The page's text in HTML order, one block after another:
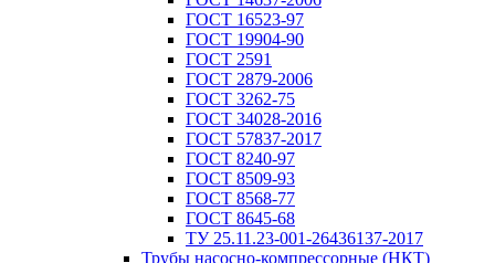
ГОСТ 16523-97
ГОСТ 19904-90
ГОСТ 2591
ГОСТ 2879-2006
ГОСТ 3262-75
ГОСТ 34028-2016
ГОСТ 57837-2017
ГОСТ 8240-97
ГОСТ 8509-93
ГОСТ 8568-77
ГОСТ 8645-68
ТУ 25.11.23-001-26436137-2017
Трубы насосно-компрессорные (НКТ)